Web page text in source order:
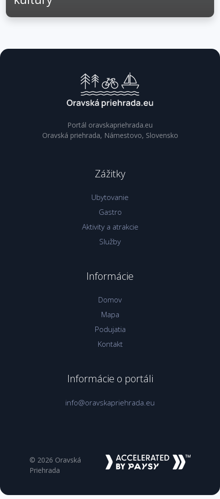
Portál oravskapriehrada.eu
Oravská priehrada, Námestovo, Slovensko
Zážitky
Ubytovanie
Gastro
Aktivity a atrakcie
Služby
Informácie
Domov
Mapa
Podujatia
Kontakt
Informácie o portáli
info@oravskapriehrada.eu
© 2026 Oravská
Priehrada